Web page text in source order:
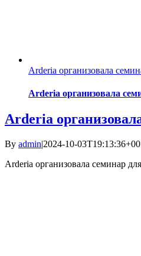
Arderia организовала
Arderia организовала
Arderia
By admin|2024-10-
Arderia организовала семинар